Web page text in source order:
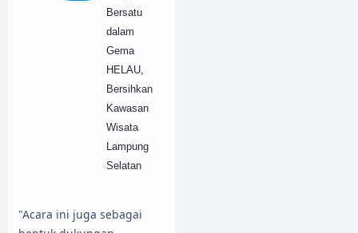
Bersatu
dalam
Gema
HELAU,
Bersihkan
Kawasan
Wisata
Lampung
Selatan
"Acara ini juga sebagai